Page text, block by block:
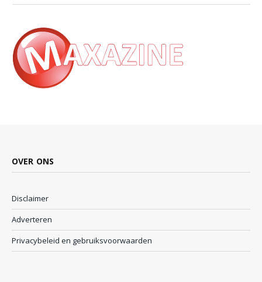
OVER ONS
Disclaimer
Adverteren
Privacybeleid en gebruiksvoorwaarden